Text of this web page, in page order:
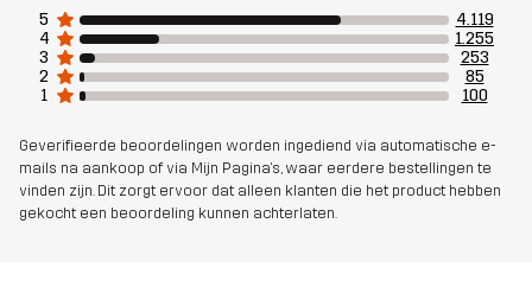
Materiál 2 94% Polyamide, 6% Elastaan
Mesh
95% Polyester (Gerecycled), 5%
Polyester
5
4.119
4
1.255
3
253
2
85
1
100
Geverifieerde beoordelingen worden ingediend via automatische e-
mails na aankoop of via Mijn Pagina's, waar eerdere bestellingen te
vinden zijn. Dit zorgt ervoor dat alleen klanten die het product hebben
gekocht een beoordeling kunnen achterlaten.